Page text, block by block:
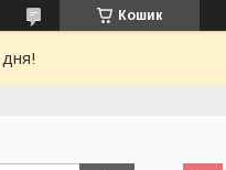
Кошик
дня!